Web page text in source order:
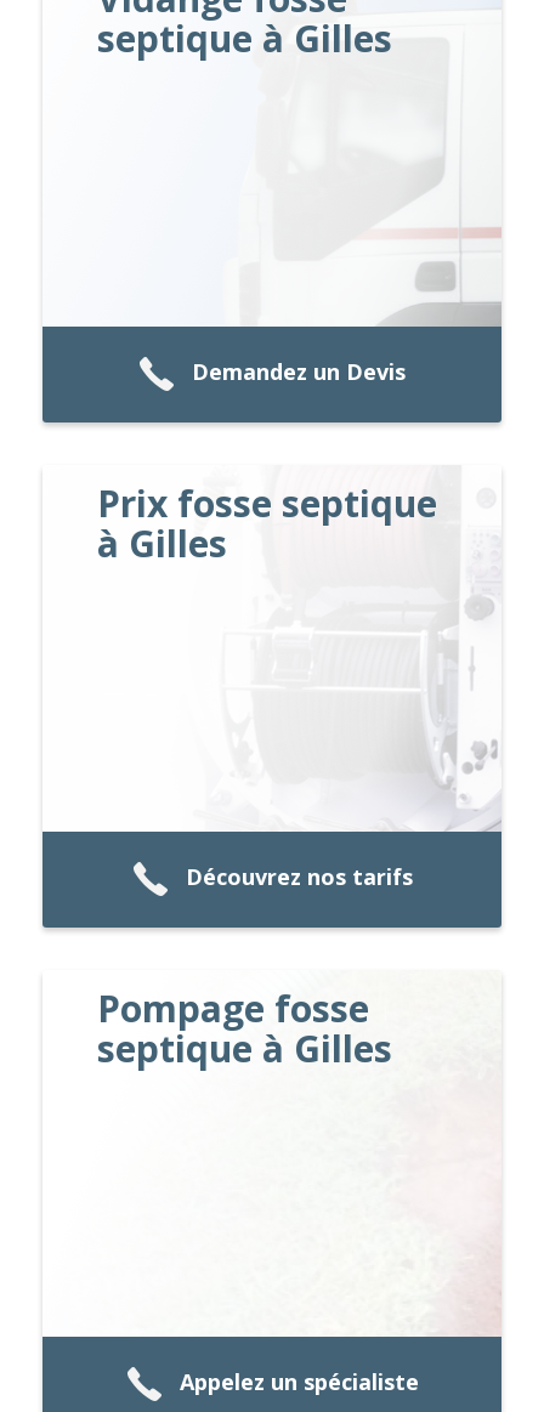
septique à Gilles
Demandez un Devis
Prix fosse septique
à Gilles
Découvrez nos tarifs
Pompage fosse
septique à Gilles
Appelez un spécialiste